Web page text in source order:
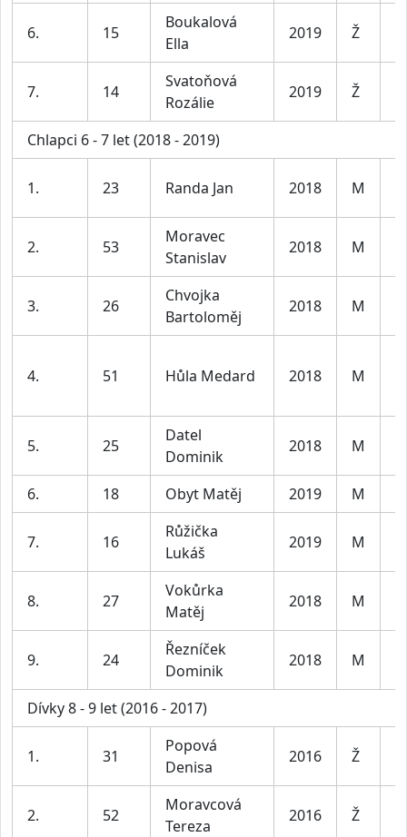
6. 15
Boukalová
Ella
2019 Ž
7. 14
Svatoňová
Rozálie
2019 Ž
Chlapci 6 - 7 let (2018 - 2019)
1. 23 Randa Jan 2018 M
2. 53
Moravec
Stanislav
2018 M
3. 26
Chvojka
Bartoloměj
2018 M
4. 51 Hůla Medard 2018 M
5. 25
Datel
Dominik
2018 M
6. 18 Obyt Matěj 2019 M
7. 16
Růžička
Lukáš
2019 M
8. 27
Vokůrka
Matěj
2018 M
9. 24
Řezníček
Dominik
2018 M
Dívky 8 - 9 let (2016 - 2017)
1. 31
Popová
Denisa
2016 Ž
2. 52
Moravcová
Tereza
2016 Ž